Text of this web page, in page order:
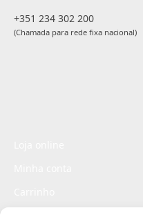
+351 234 302 200
(Chamada para rede fixa nacional)